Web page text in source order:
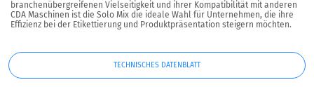
branchenübergreifenen Vielseitigkeit und ihrer Kompatibilität mit anderen
CDA Maschinen ist die Solo Mix die ideale Wahl für Unternehmen, die ihre
Effizienz bei der Etikettierung und Produktpräsentation steigern möchten.
TECHNISCHES DATENBLATT